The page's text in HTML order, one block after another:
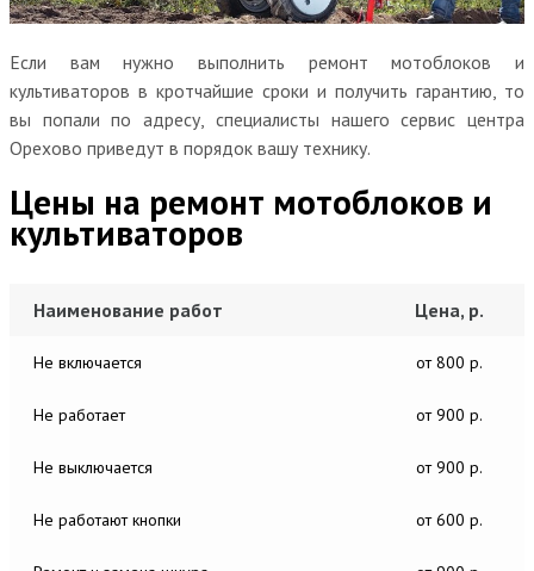
Если вам нужно выполнить ремонт мотоблоков и
культиваторов в кротчайшие сроки и получить гарантию, то
вы попали по адресу, специалисты нашего сервис центра
Орехово приведут в порядок вашу технику.
Цены на ремонт мотоблоков и
культиваторов
Наименование работ Цена, р.
Не включается от 800 р.
Не работает от 900 р.
Не выключается от 900 р.
Не работают кнопки от 600 р.